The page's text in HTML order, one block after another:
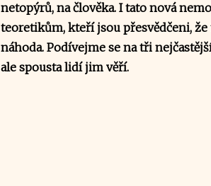
netopýrů, na člověka. I tato nová
teoretikům, kteří jsou přesvědčeni,
náhoda. Podívejme se na tři
ale spousta lidí jim věří.